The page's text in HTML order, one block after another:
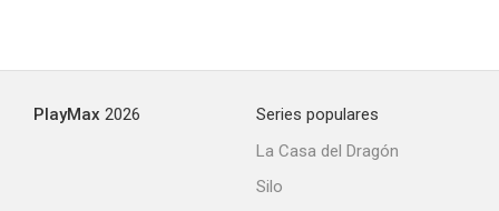
PlayMax 2026
Series populares
La Casa del Dragón
Silo